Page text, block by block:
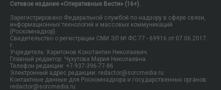
Сетевое издание «Оперативные Вести» (16+).
Зарегистрировано Федеральной службой по надзору в сфере связи,
информационных технологий и массовых коммуникаций
(Роскомнадзор).
Свидетельство о регистрации СМИ ЭЛ № ФС 77 - 69916 от 07.06.2017
г.
Учредитель: Харитонов Константин Николаевич.
Главный редактор: Чухутова Мария Николаевна.
Телефон редакции: +7-937-396-77-86
Электронный адрес редакции: redactor@sorcmedia.ru
Контактные данные для Роскомнадзора и государственных органов:
redactor@sorcmedia.ru